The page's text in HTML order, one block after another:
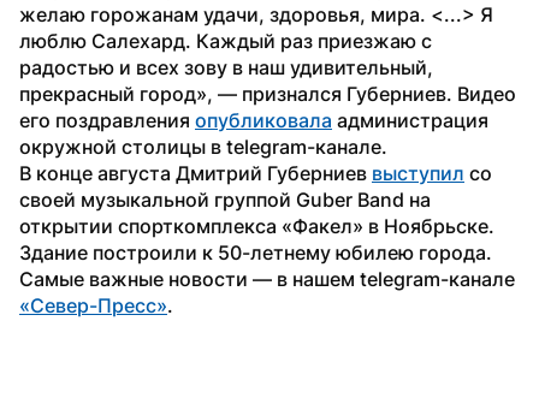
желаю горожанам удачи, здоровья, мира. <...> Я
люблю Салехард. Каждый раз приезжаю с
радостью и всех зову в наш удивительный,
прекрасный город», — признался Губерниев. Видео
его поздравления опубликовала администрация
окружной столицы в telegram-канале.
В конце августа Дмитрий Губерниев выступил со
своей музыкальной группой Guber Band на
открытии спорткомплекса «Факел» в Ноябрьске.
Здание построили к 50-летнему юбилею города.
«Север-Пресс».